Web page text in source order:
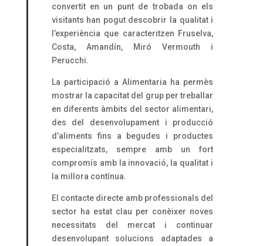
convertit en un punt de trobada on els
visitants han pogut descobrir la qualitat i
l’experiència que caracteritzen Fruselva,
Costa, Amandín, Miró Vermouth i
Perucchi.
La participació a Alimentaria ha permès
mostrar la capacitat del grup per treballar
en diferents àmbits del sector alimentari,
des del desenvolupament i producció
d’aliments fins a begudes i productes
especialitzats, sempre amb un fort
compromís amb la innovació, la qualitat i
la millora contínua.
El contacte directe amb professionals del
sector ha estat clau per conèixer noves
necessitats del mercat i continuar
desenvolupant solucions adaptades a